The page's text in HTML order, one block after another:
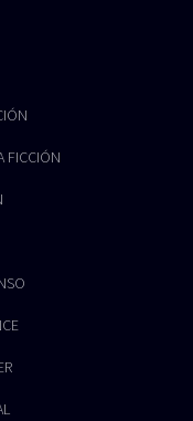
FICCIÓN